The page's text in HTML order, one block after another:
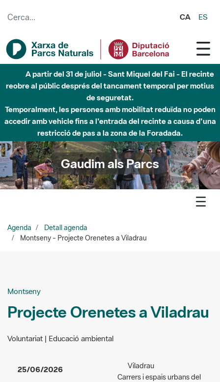
CA ES
A partir del 31 de juliol - Sant Miquel del Fai - El recinte
reobre al públic després del tancament temporal per motius
de seguretat.
Temporalment, les persones amb mobilitat reduïda no poden
accedir amb vehicle fins a l'entrada del recinte a causa d'una
restricció de pas a la zona de la Foradada.
Gaudim als Parcs
Agenda
Detall agenda
Montseny - Projecte Orenetes a Viladrau
Montseny
Projecte Orenetes a Viladrau
Voluntariat | Educació ambiental
25/06/2026
Viladrau
Carrers i espais urbans del